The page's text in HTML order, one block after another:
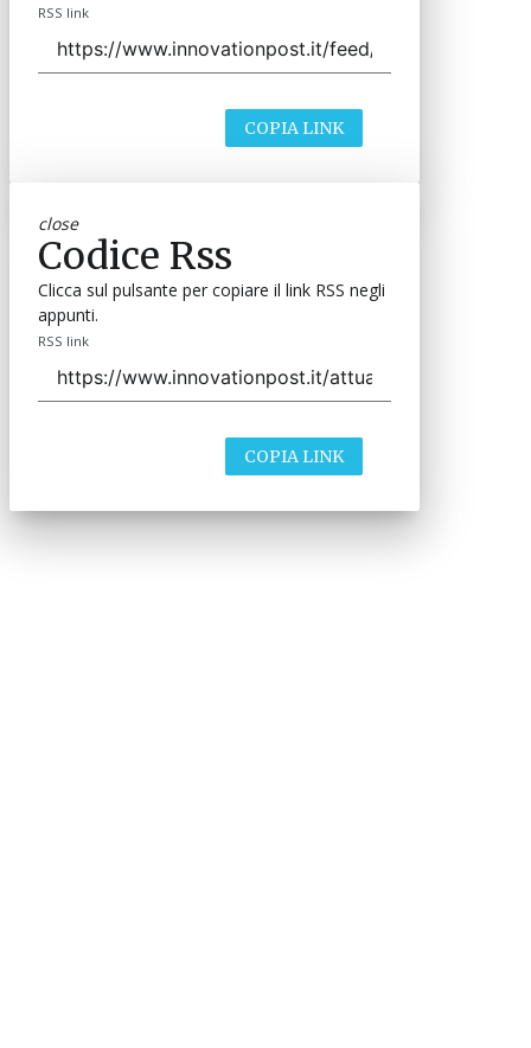
RSS link
COPIA LINK
close
Codice Rss
Clicca sul pulsante per copiare il link RSS negli
appunti.
RSS link
COPIA LINK